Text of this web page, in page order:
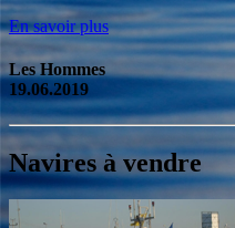
En savoir plus
Les Hommes
19.06.2019
Navires à vendre